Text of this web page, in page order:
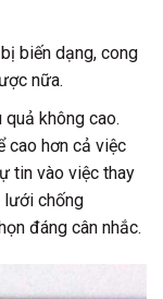
biến dạng, cong
nữa.
không cao.
cao hơn cả việc
tin vào việc thay
lưới chống
đáng cân nhắc.